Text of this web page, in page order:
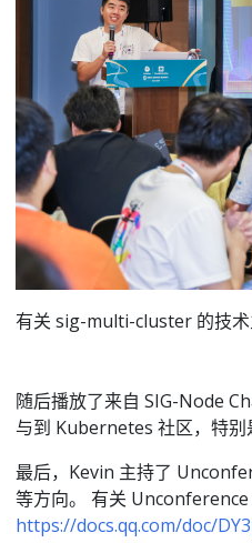
有关 sig-multi-cluster 的技
随后播放了来自 SIG-Node
与到 Kubernetes 社区，特别
最后，Kevin 主持了
等方向。 有关
https://docs.qq.com/doc/